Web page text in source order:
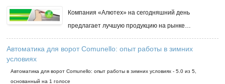
Компания «Алютех» на сегодняшний день
предлагает лучшую продукцию на рынке…
Автоматика для ворот Comunello: опыт работы в зимних
условиях
Автоматика для ворот Comunello: опыт работы в зимних условиях - 5.0 из 5
основанный на 1 голосе